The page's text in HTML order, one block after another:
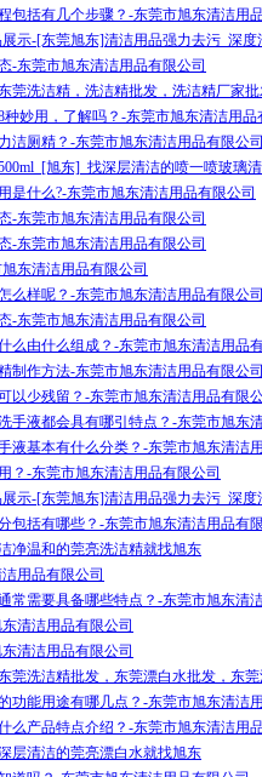
包括有几个步骤？-东莞市旭东清洁用
示-[东莞旭东]清洁用品强力去污_深度
-东莞市旭东清洁用品有限公司
莞洗洁精，洗洁精批发，洗洁精厂家
种妙用，了解吗？-东莞市旭东清洁用品
洁厕精？-东莞市旭东清洁用品有限公
旭东]_找深层清洁的喷一喷玻璃
是什么?-东莞市旭东清洁用品有限公司
-东莞市旭东清洁用品有限公司
-东莞市旭东清洁用品有限公司
东清洁用品有限公司
么样呢？-东莞市旭东清洁用品有限公
-东莞市旭东清洁用品有限公司
么由什么组成？-东莞市旭东清洁用品
制作方法-东莞市旭东清洁用品有限公
以少残留？-东莞市旭东清洁用品有限
手液都会具有哪引特点？-东莞市旭东
液基本有什么分类？-东莞市旭东清洁
？-东莞市旭东清洁用品有限公司
示-[东莞旭东]清洁用品强力去污_深度
包括有哪些？-东莞市旭东清洁用品有
净温和的莞亮洗洁精就找旭东
用品有限公司
常需要具备哪些特点？-东莞市旭东清
清洁用品有限公司
清洁用品有限公司
莞洗洁精批发，东莞漂白水批发，东
功能用途有哪几点？-东莞市旭东清洁
么产品特点介绍？-东莞市旭东清洁用
层清洁的莞亮漂白水就找旭东